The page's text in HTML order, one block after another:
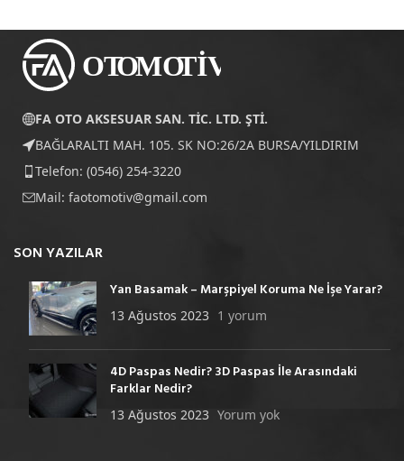
FA OTO AKSESUAR SAN. TİC. LTD. ŞTİ.
BAĞLARALTI MAH. 105. SK NO:26/2A BURSA/YILDIRIM
Telefon: (0546) 254-3220
Mail: faotomotiv@gmail.com
SON YAZILAR
Yan Basamak – Marşpiyel Koruma Ne İşe Yarar?
13 Ağustos 2023 1 yorum
4D Paspas Nedir? 3D Paspas İle Arasındaki
Farklar Nedir?
13 Ağustos 2023 Yorum yok